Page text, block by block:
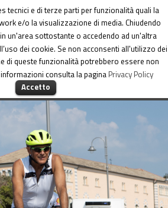
Politiche di coesione
tecnici e di terze parti per funzionalità quali la
e/o la visualizzazione di media. Chiudendo
un'area sottostante o accedendo ad un'altra
dei cookie. Se non acconsenti all'utilizzo dei
di queste funzionalità potrebbero essere non
consulta la pagina Privacy Policy
Accetto